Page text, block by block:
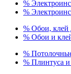
%
%
% Обои, клей
% Обои и
%
% Плинтуса